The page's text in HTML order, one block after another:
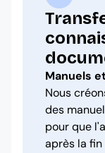
Manuels
Nous
des
pour que
après la